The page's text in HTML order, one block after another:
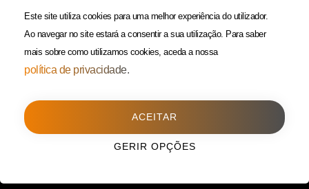
rede fixa)
Porto (Filial)
1588, 2º, sala 304
225 432 051
Política da Privacidade
Este site utiliza cookies para uma melhor experiência do utilizador.
Ao navegar no site estará a consentir a sua utilização. Para saber
mais sobre como utilizamos cookies, aceda a nossa
política de privacidade.
ACEITAR
GERIR OPÇÕES